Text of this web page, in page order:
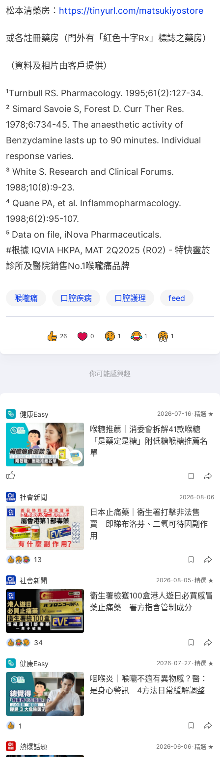
松本清藥房： https://tinyurl.com/matsukiyostore
或各註冊藥房（門外有「紅色十字Rx」標誌之藥房）
（資料及相片由客戶提供）
¹Turnbull RS. Pharmacology. 1995;61(2):127-34.
² Simard Savoie S, Forest D. Curr Ther Res.
1978;6:734-45. The anaesthetic activity of
Benzydamine lasts up to 90 minutes. Individual
response varies.
³ White S. Research and Clinical Forums.
1988;10(8):9-23.
⁴ Quane PA, et al. Inflammopharmacology.
1998;6(2):95-107.
⁵ Data on file, iNova Pharmaceuticals.
#根據 IQVIA HKPA, MAT 2Q2025 (R02) - 特快靈於
診所及醫院銷售No.1喉嚨痛品牌
喉嚨痛 口腔疾病 口腔護理 feed
26 0 1 1 1
你可能感興趣
健康Easy 2026-07-16 精選 ★
喉糖推薦｜消委會拆解41款喉糖
「是藥定是糖」附低糖喉糖推薦名
單
社會新聞 2026-08-06
日本止痛藥｜衞生署打擊非法售
賣 即睇布洛芬、二氫可待因副作
用
13
社會新聞 2026-08-05 精選 ★
衞生署檢獲100盒港人遊日必買感冒
藥止痛藥 署方指含管制成分
34
健康Easy 2026-07-27 精選 ★
咽喉炎｜喉嚨不適有異物感？醫：
是身心警訊 4方法日常緩解調整
1
熱爆話題 2026-06-06 精選 ★